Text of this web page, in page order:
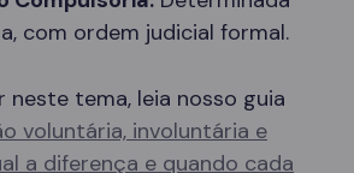
com ordem judicial formal.
neste tema, leia nosso guia
voluntária, involuntária e
a diferença e quando cada